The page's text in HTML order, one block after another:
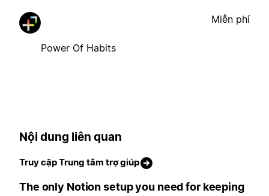
Power Of Habits
Miễn phí
Nội dung liên quan
Truy cập Trung tâm trợ giúp
The only Notion setup you need for keeping